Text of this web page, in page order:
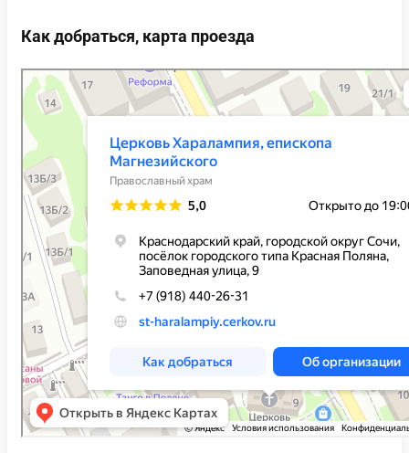
Как добраться, карта проезда